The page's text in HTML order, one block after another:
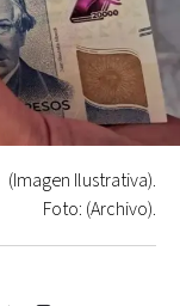
(Imagen Ilustrativa).
Foto: (Archivo).